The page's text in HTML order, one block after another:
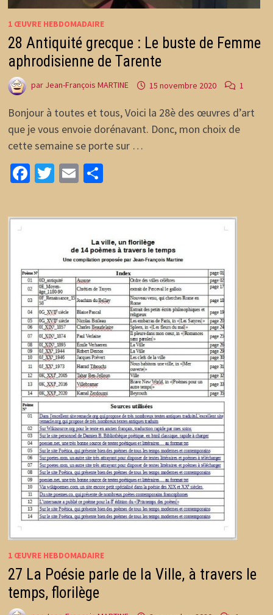
1 ŒUVRE HEBDOMADAIRE
28 Antiquité grecque : Le buste de Femme
aphrodisienne de Tarente
par Jean-François MARTINE 15 novembre 2020 1
Bonjour à toutes et tous, Voici la 28è des œuvres d’art
que je vous envoie dorénavant. Donc, mon choix de
cette semaine se porte sur …
Facebook
Twitter
EmailPartager
1 ŒUVRE HEBDOMADAIRE
27 La Poésie parle de la Ville, à travers le
temps, florilège